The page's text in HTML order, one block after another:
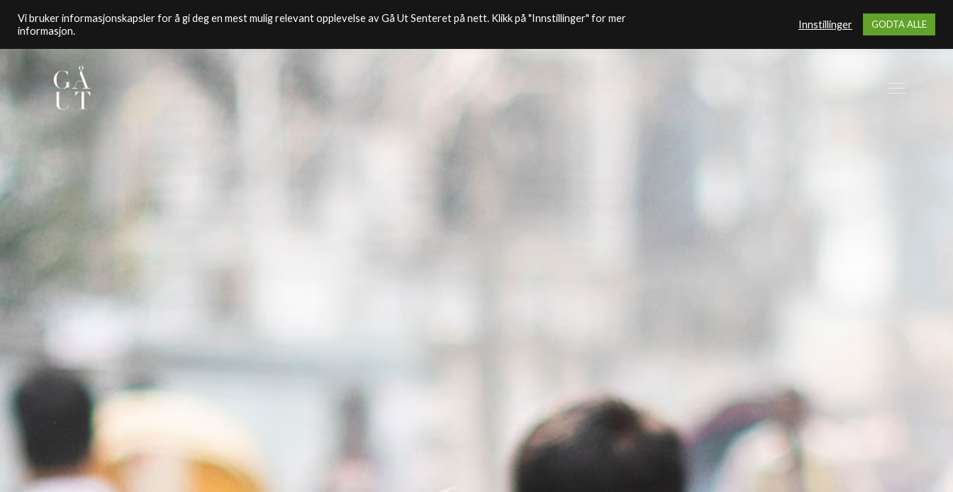
Vi bruker informasjonskapsler for å gi deg en mest mulig relevant opplevelse av Gå Ut Senteret på nett. Klikk på "Innstillinger" for mer
informasjon.
Innstillinger GODTA ALLE